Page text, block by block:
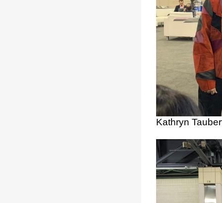
Kathryn